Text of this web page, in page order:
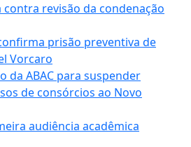
contra revisão da condenação
prisão preventiva de
Vorcaro
da ABAC para suspender
de consórcios ao Novo
audiência acadêmica